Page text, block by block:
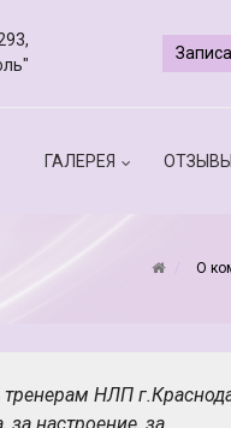
ГАЛЕРЕЯ ОТЗЫВЫ
О
НЛП